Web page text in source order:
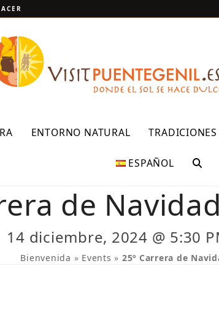
ENTORNO NATURAL TRADICIONES
ESPAÑOL
de
14 diciembre, 2024 @ 5:30
Bienvenida » Events » 25º Carrera de